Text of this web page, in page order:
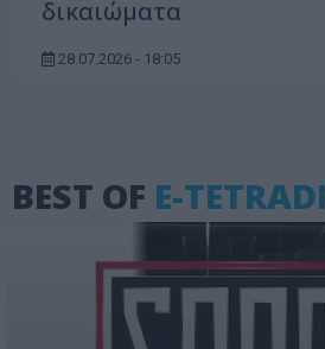
δικαιώματα
28.07.2026 - 18:05
BEST OF E-